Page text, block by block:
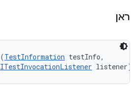
ראן
TestInformation testInfo,
ITestInvocationListener listener)